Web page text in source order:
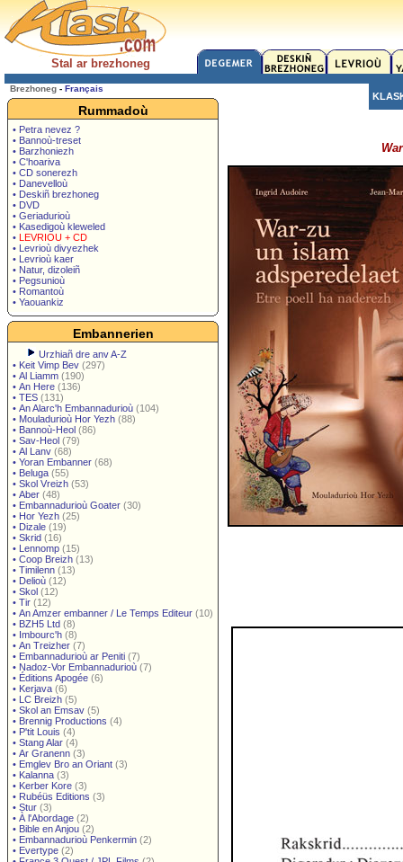
Stal ar brezhoneg
Brezhoneg - Français
Rummadoù
• Petra nevez ?
• Bannoù-treset
• Barzhoniezh
• C'hoariva
• CD sonerezh
• Danevelloù
• Deskiñ brezhoneg
• DVD
• Geriadurioù
• Kasedigoù kleweled
• LEVRIOU + CD
• Levrioù divyezhek
• Levrioù kaer
• Natur, dizoleiñ
• Pegsunioù
• Romantoù
• Yaouankiz
Embannerien
Urzhiañ dre anv A-Z
• Keit Vimp Bev (297)
• Al Liamm (190)
• An Here (136)
• TES (131)
• An Alarc'h Embannadurioù (104)
• Mouladurioù Hor Yezh (88)
• Bannoù-Heol (86)
• Sav-Heol (79)
• Al Lanv (68)
• Yoran Embanner (68)
• Beluga (55)
• Skol Vreizh (53)
• Aber (48)
• Embannadurioù Goater (30)
• Hor Yezh (25)
• Dizale (19)
• Skrid (16)
• Lennomp (15)
• Coop Breizh (13)
• Timilenn (13)
• Delioù (12)
• Skol (12)
• Tir (12)
• An Amzer embanner / Le Temps Editeur (10)
• BZH5 Ltd (8)
• Imbourc'h (8)
• An Treizher (7)
• Embannadurioù ar Peniti (7)
• Nadoz-Vor Embannadurioù (7)
• Éditions Apogée (6)
• Kerjava (6)
• LC Breizh (5)
• Skol an Emsav (5)
• Brennig Productions (4)
• P'tit Louis (4)
• Stang Alar (4)
• Ar Granenn (3)
• Emglev Bro an Oriant (3)
• Kalanna (3)
• Kerber Kore (3)
• Rubéüs Editions (3)
• Stur (3)
• À l'Abordage (2)
• Bible en Anjou (2)
• Embannadurioù Penkermin (2)
• Evertype (2)